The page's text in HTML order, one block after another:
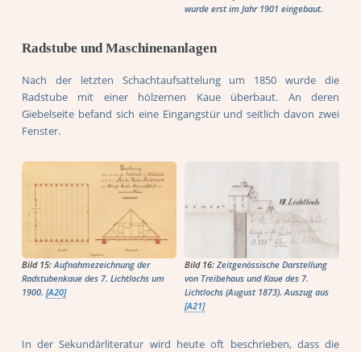
wurde erst im Jahr 1901 eingebaut.
Radstube und Maschinenanlagen
Nach der letzten Schachtaufsattelung um 1850 wurde die
Radstube mit einer hölzernen Kaue überbaut. An deren
Giebelseite befand sich eine Eingangstür und seitlich davon zwei
Fenster.
Bild 15:Aufnahmezeichnung der
Radstubenkaue des 7. Lichtlochs um
1900. [A20]
Bild 16: Zeitgenössische Darstellung
von Treibehaus und Kaue des 7.
Lichtlochs (August 1873). Auszug aus
[A21]
In der Sekundärliteratur wird heute oft beschrieben, dass die